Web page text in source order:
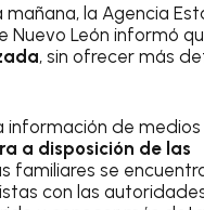
mañana, la Agencia
Nuevo León informó
, sin ofrecer más
información de medios
a disposición de las
familiares se
con las